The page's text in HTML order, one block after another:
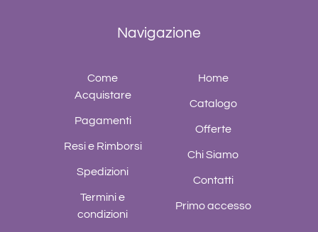
Navigazione
Come
Acquistare
Pagamenti
Resi e Rimborsi
Spedizioni
Termini e
condizioni
Home
Catalogo
Offerte
Chi Siamo
Contatti
Primo accesso